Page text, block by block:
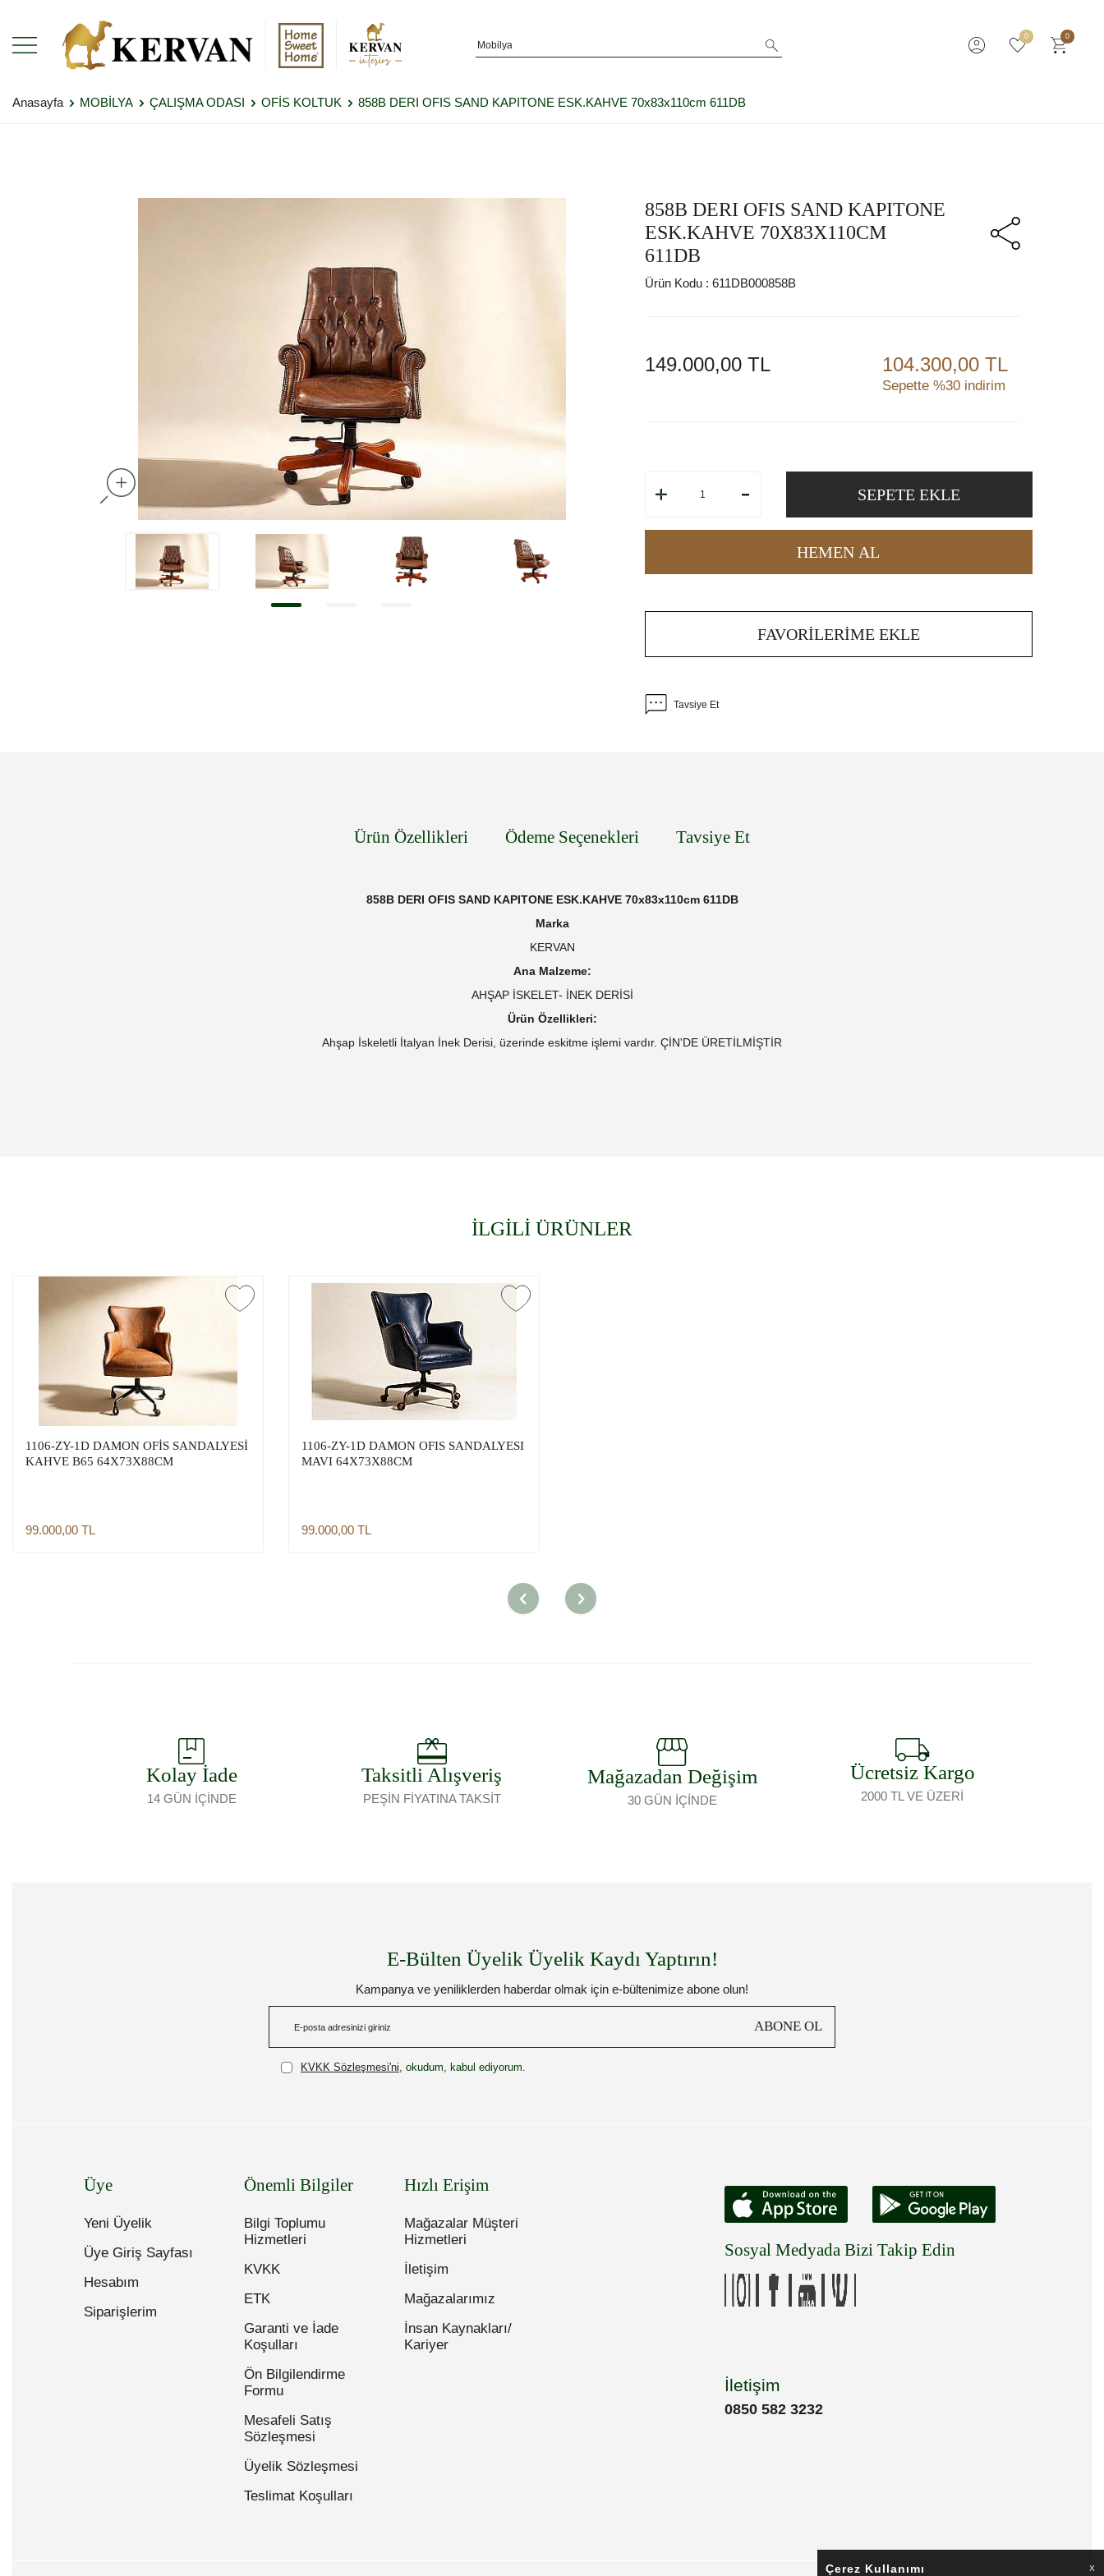
0 0
Anasayfa MOBİLYA ÇALIŞMA ODASI OFİS KOLTUK 858B DERI OFIS SAND KAPITONE ESK.KAHVE 70x83x110cm 611DB
858B DERI OFIS SAND KAPITONE
ESK.KAHVE 70X83X110CM
611DB
Ürün Kodu : 611DB000858B
149.000,00TL 104.300,00 TL
Sepette %30 indirim
SEPETE EKLE
HEMEN AL
FAVORILERIME EKLE
Tavsiye Et
Ürün Özellikleri Ödeme Seçenekleri Tavsiye Et
858B DERI OFIS SAND KAPITONE ESK.KAHVE 70x83x110cm 611DB
Marka
KERVAN
Ana Malzeme:
AHŞAP İSKELET- İNEK DERİSİ
Ürün Özellikleri:
Ahşap İskeletli İtalyan İnek Derisi, üzerinde eskitme işlemi vardır. ÇİN'DE ÜRETİLMİŞTİR
İLGİLİ ÜRÜNLER
1106-ZY-1D DAMON OFİS SANDALYESİ
KAHVE B65 64X73X88CM
99.000,00 TL
1106-ZY-1D DAMON OFIS SANDALYESI
MAVI 64X73X88CM
99.000,00 TL
Kolay İade
14 GÜN İÇİNDE
Taksitli Alışveriş
PEŞİN FİYATINA TAKSİT
Mağazadan Değişim
30 GÜN İÇİNDE
Ücretsiz Kargo
2000 TL VE ÜZERİ
E-Bülten Üyelik Üyelik Kaydı Yaptırın!
Kampanya ve yeniliklerden haberdar olmak için e-bültenimize abone olun!
ABONE OL
KVKK Sözleşmesi'ni , okudum, kabul ediyorum.
Üye
Yeni Üyelik
Üye Giriş Sayfası
Hesabım
Siparişlerim
Önemli Bilgiler
Bilgi Toplumu
Hizmetleri
KVKK
ETK
Garanti ve İade
Koşulları
Ön Bilgilendirme
Formu
Mesafeli Satış
Sözleşmesi
Üyelik Sözleşmesi
Teslimat Koşulları
Hızlı Erişim
Mağazalar Müşteri
Hizmetleri
İletişim
Mağazalarımız
İnsan Kaynakları/
Kariyer
Sosyal Medyada Bizi Takip Edin
İletişim
0850 582 3232
Çerez Kullanımı X